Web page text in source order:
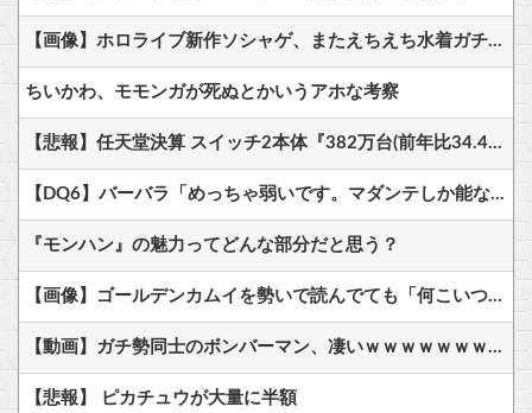
【画像】ホロライブ新作ソシャゲ、またえちえち水着ガチャｗｗ
ちいかわ、モモンガが死ぬとかいうアホな考察
【悲報】任天堂決算 スイッチ2本体『382万台(前年比34.4%減)』スイッチ本体『66万台(前年比31.8%減)』
【DQ6】バーバラ「めっちゃ弱いです。マダンテしか能ないです。竜かもしれません。」←こいつが人気ある理由
『モンハン』の魅力ってどんな部分だと思う？
【画像】ゴールデンカムイを勢いで読んでても「何こいつ…」ってなるシーンｗｗｗｗ
【動画】ガチ勢同士のボンバーマン、凄いｗｗｗｗｗｗｗｗｗｗｗｗ
【悲報】 ピカチュウが大量に半額